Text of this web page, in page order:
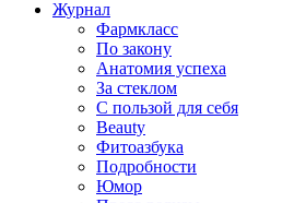
Журнал
Фармкласс
По закону
Анатомия успеха
За стеклом
С пользой для себя
Beauty
Фитоазбука
Подробности
Юмор